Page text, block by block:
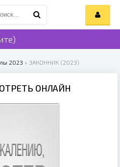
2023 » ЗАКОННИК (2023)
ОНЛАЙН